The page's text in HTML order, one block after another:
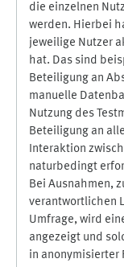
die einzelnen
werden. Hierbei
jeweilige Nutzer
hat. Das sind
Beteiligung an
manuelle
Nutzung des
Beteiligung an
Interaktion
naturbedingt
Bei Ausnahmen,
verantwortlichen
Umfrage, wird
angezeigt und
in anonymisierter